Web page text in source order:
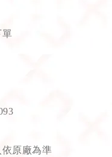
單
原廠為準